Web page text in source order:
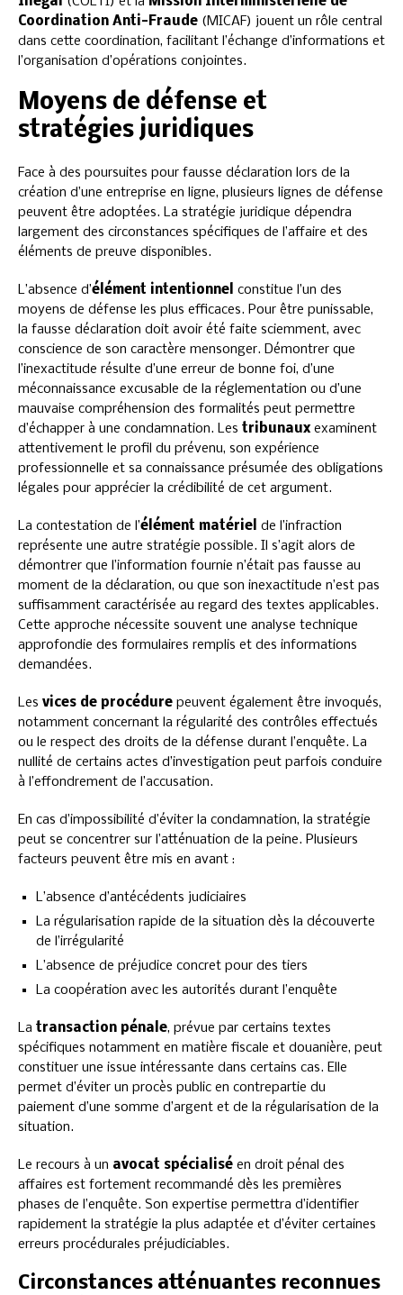
Coordination Anti-Fraude (MICAF) jouent un rôle central
dans cette coordination, facilitant l’échange d’informations et
l’organisation d’opérations conjointes.
Moyens de défense et
stratégies juridiques
Face à des poursuites pour fausse déclaration lors de la
création d’une entreprise en ligne, plusieurs lignes de défense
peuvent être adoptées. La stratégie juridique dépendra
largement des circonstances spécifiques de l’affaire et des
éléments de preuve disponibles.
L’absence d’élément intentionnel constitue l’un des
moyens de défense les plus efficaces. Pour être punissable,
la fausse déclaration doit avoir été faite sciemment, avec
conscience de son caractère mensonger. Démontrer que
l’inexactitude résulte d’une erreur de bonne foi, d’une
méconnaissance excusable de la réglementation ou d’une
mauvaise compréhension des formalités peut permettre
d’échapper à une condamnation. Les tribunaux examinent
attentivement le profil du prévenu, son expérience
professionnelle et sa connaissance présumée des obligations
légales pour apprécier la crédibilité de cet argument.
La contestation de l’élément matériel de l’infraction
représente une autre stratégie possible. Il s’agit alors de
démontrer que l’information fournie n’était pas fausse au
moment de la déclaration, ou que son inexactitude n’est pas
suffisamment caractérisée au regard des textes applicables.
Cette approche nécessite souvent une analyse technique
approfondie des formulaires remplis et des informations
demandées.
Les vices de procédure peuvent également être invoqués,
notamment concernant la régularité des contrôles effectués
ou le respect des droits de la défense durant l’enquête. La
nullité de certains actes d’investigation peut parfois conduire
à l’effondrement de l’accusation.
En cas d’impossibilité d’éviter la condamnation, la stratégie
peut se concentrer sur l’atténuation de la peine. Plusieurs
facteurs peuvent être mis en avant :
L’absence d’antécédents judiciaires
La régularisation rapide de la situation dès la découverte
de l’irrégularité
L’absence de préjudice concret pour des tiers
La coopération avec les autorités durant l’enquête
La transaction pénale, prévue par certains textes
spécifiques notamment en matière fiscale et douanière, peut
constituer une issue intéressante dans certains cas. Elle
permet d’éviter un procès public en contrepartie du
paiement d’une somme d’argent et de la régularisation de la
situation.
Le recours à un avocat spécialisé en droit pénal des
affaires est fortement recommandé dès les premières
phases de l’enquête. Son expertise permettra d’identifier
rapidement la stratégie la plus adaptée et d’éviter certaines
erreurs procédurales préjudiciables.
Circonstances atténuantes reconnues